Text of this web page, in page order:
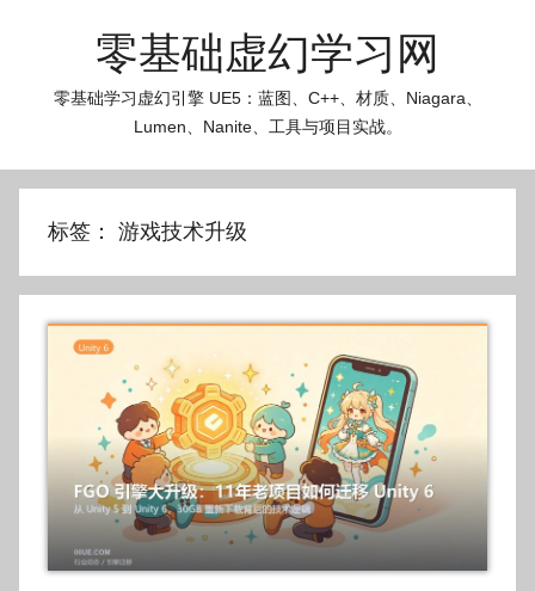
零基础虚幻学习网
零基础学习虚幻引擎 UE5：蓝图、C++、材质、Niagara、
Lumen、Nanite、工具与项目实战。
标签： 游戏技术升级